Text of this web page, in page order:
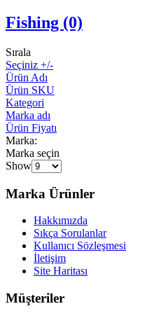
Fishing (0)
Sırala
Seçiniz +/-
Ürün Adı
Ürün SKU
Kategori
Marka adı
Ürün Fiyatı
Marka:
Marka seçin
Show
Marka Ürünler
Hakkımızda
Sıkça Sorulanlar
Kullanıcı Sözleşmesi
İletişim
Site Haritası
Müşteriler